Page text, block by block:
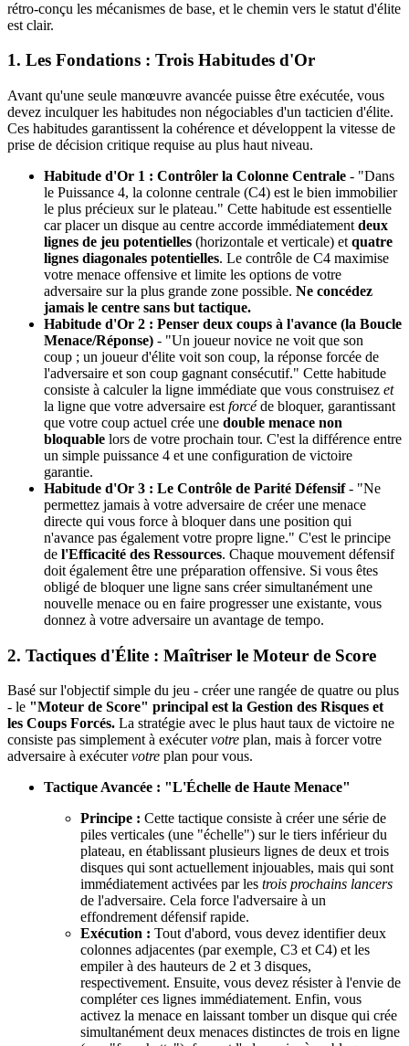
rétro-conçu les mécanismes de base, et le chemin vers le statut d'élite
est clair.
1. Les Fondations : Trois Habitudes d'Or
Avant qu'une seule manœuvre avancée puisse être exécutée, vous
devez inculquer les habitudes non négociables d'un tacticien d'élite.
Ces habitudes garantissent la cohérence et développent la vitesse de
prise de décision critique requise au plus haut niveau.
Habitude d'Or 1 : Contrôler la Colonne Centrale - "Dans
le Puissance 4, la colonne centrale (C4) est le bien immobilier
le plus précieux sur le plateau." Cette habitude est essentielle
car placer un disque au centre accorde immédiatement deux
lignes de jeu potentielles (horizontale et verticale) et quatre
lignes diagonales potentielles. Le contrôle de C4 maximise
votre menace offensive et limite les options de votre
adversaire sur la plus grande zone possible. Ne concédez
jamais le centre sans but tactique.
Habitude d'Or 2 : Penser deux coups à l'avance (la Boucle
Menace/Réponse) - "Un joueur novice ne voit que son
coup ; un joueur d'élite voit son coup, la réponse forcée de
l'adversaire et son coup gagnant consécutif." Cette habitude
consiste à calculer la ligne immédiate que vous construisez et
la ligne que votre adversaire est forcéde bloquer, garantissant
que votre coup actuel crée une double menace non
bloquable lors de votre prochain tour. C'est la différence entre
un simple puissance 4 et une configuration de victoire
garantie.
Habitude d'Or 3 : Le Contrôle de Parité Défensif- "Ne
permettez jamais à votre adversaire de créer une menace
directe qui vous force à bloquer dans une position qui
n'avance pas également votre propre ligne." C'est le principe
de l'Efficacité des Ressources. Chaque mouvement défensif
doit également être une préparation offensive. Si vous êtes
obligé de bloquer une ligne sans créer simultanément une
nouvelle menace ou en faire progresser une existante, vous
donnez à votre adversaire un avantage de tempo.
2. Tactiques d'Élite : Maîtriser le Moteur de Score
Basé sur l'objectif simple du jeu - créer une rangée de quatre ou plus
- le "Moteur de Score" principal est la Gestion des Risques et
les Coups Forcés. La stratégie avec le plus haut taux de victoire ne
consiste pas simplement à exécutervotre plan, mais à forcer votre
adversaire à exécutervotre plan pour vous.
Tactique Avancée : "L'Échelle de Haute Menace"
Principe : Cette tactique consiste à créer une série de
piles verticales (une "échelle") sur le tiers inférieur du
plateau, en établissant plusieurs lignes de deux et trois
disques qui sont actuellement injouables, mais qui sont
immédiatement activées par les trois prochains lancers
de l'adversaire. Cela force l'adversaire à un
effondrement défensif rapide.
Exécution : Tout d'abord, vous devez identifier deux
colonnes adjacentes (par exemple, C3 et C4) et les
empiler à des hauteurs de 2 et 3 disques,
respectivement. Ensuite, vous devez résister à l'envie de
compléter ces lignes immédiatement. Enfin, vous
activez la menace en laissant tomber un disque qui crée
simultanément deux menaces distinctes de trois en ligne